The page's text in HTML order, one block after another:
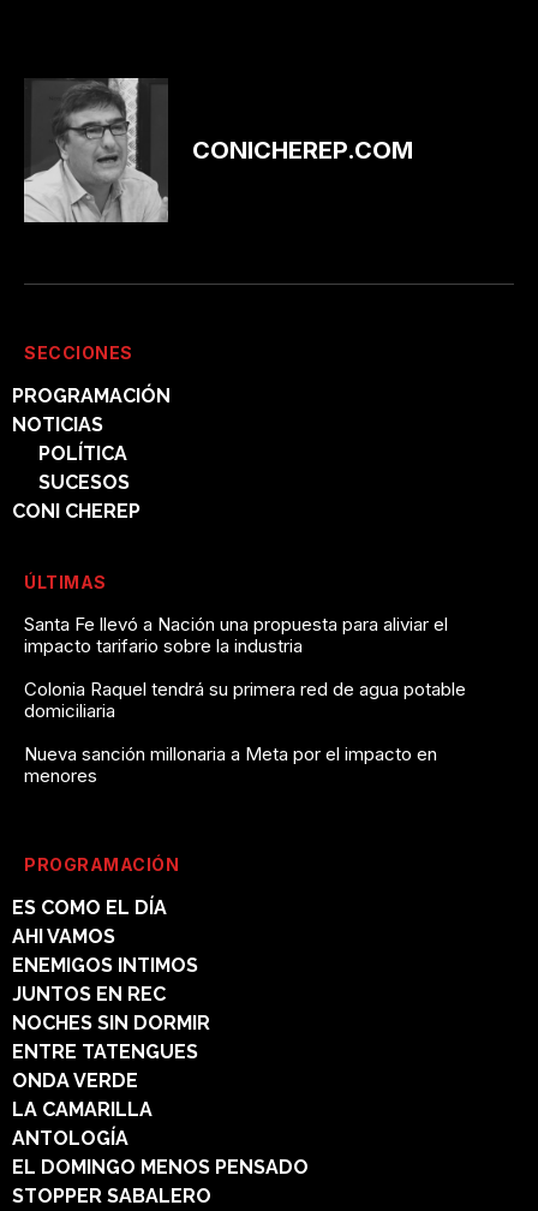
CONICHEREP.COM
SECCIONES
PROGRAMACIÓN
NOTICIAS
POLÍTICA
SUCESOS
CONI CHEREP
ÚLTIMAS
Santa Fe llevó a Nación una propuesta para aliviar el
impacto tarifario sobre la industria
Colonia Raquel tendrá su primera red de agua potable
domiciliaria
Nueva sanción millonaria a Meta por el impacto en
menores
PROGRAMACIÓN
ES COMO EL DÍA
AHI VAMOS
ENEMIGOS INTIMOS
JUNTOS EN REC
NOCHES SIN DORMIR
ENTRE TATENGUES
ONDA VERDE
LA CAMARILLA
ANTOLOGÍA
EL DOMINGO MENOS PENSADO
STOPPER SABALERO